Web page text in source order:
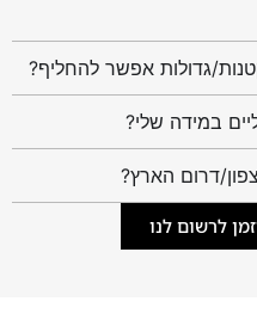
גדולות אפשר להחליף?
דרום הארץ?
לרשום לנו